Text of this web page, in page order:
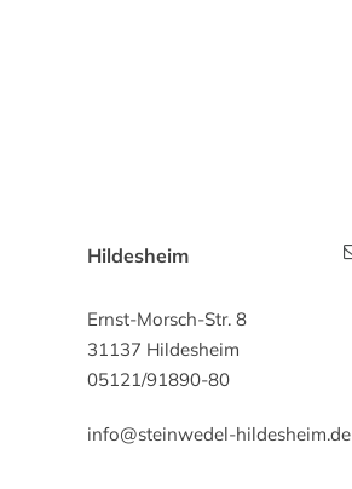
Hildesheim
Ernst-Morsch-Str. 8
31137 Hildesheim
05121/91890-80
info@steinwedel-hildesheim.de